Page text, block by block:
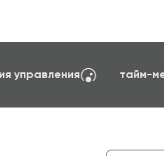
создание сайтов на TILDA